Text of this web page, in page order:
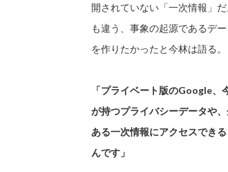
開されていない「一次情報」
も違う、事象の起源であるデ
を作りたかったと今林は語る。
「プライベート版のGoogle
が持つプライバシーデータや
ある一次情報にアクセスでき
んです」